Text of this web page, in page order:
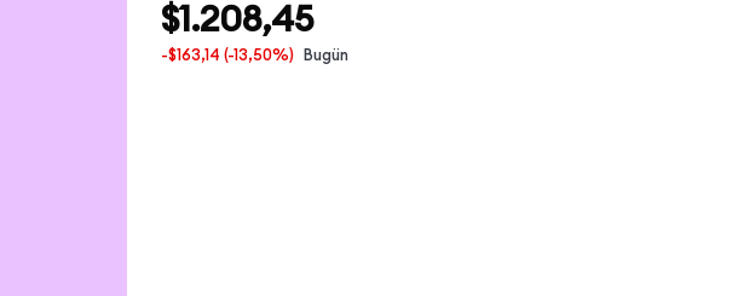
$1.208,45
-$163,14 (-13,50%) Bugün